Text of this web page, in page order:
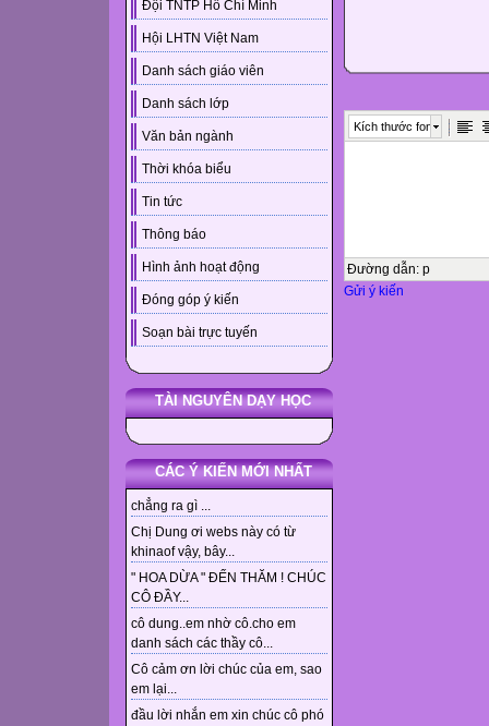
Đội TNTP Hồ Chí Minh
Hội LHTN Việt Nam
Danh sách giáo viên
Danh sách lớp
Văn bản ngành
Thời khóa biểu
Tin tức
Thông báo
Hình ảnh hoạt động
Đóng góp ý kiến
Soạn bài trực tuyến
TÀI NGUYÊN DẠY HỌC
CÁC Ý KIẾN MỚI NHẤT
chẳng ra gì ...
Chị Dung ơi webs này có từ
khinaof vậy, bây...
" HOA DỪA " ĐẾN THĂM ! CHÚC
CÔ ĐẦY...
cô dung..em nhờ cô.cho em
danh sách các thầy cô...
Cô cảm ơn lời chúc của em, sao
em lại...
đầu lời nhắn em xin chúc cô phó
Kích thước font
Đường dẫn: p
Gửi ý kiến